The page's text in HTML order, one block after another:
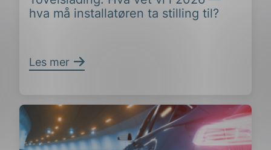
hva må installatøren ta stilling til?
Les mer